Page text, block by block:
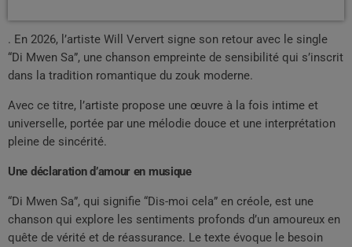
. En 2026, l’artiste Will Ververt signe son retour avec le single
“Di Mwen Sa”, une chanson empreinte de sensibilité qui s’inscrit
dans la tradition romantique du zouk moderne.
Avec ce titre, l’artiste propose une œuvre à la fois intime et
universelle, portée par une mélodie douce et une interprétation
pleine de sincérité.
Une déclaration d’amour en musique
“Di Mwen Sa”, qui signifie “Dis-moi cela” en créole, est une
chanson qui explore les sentiments profonds d’un amoureux en
quête de vérité et de réassurance. Le texte évoque le besoin